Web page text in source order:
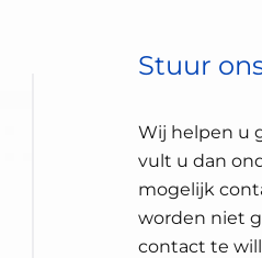
Stuur
Wij helpen u
vult u dan
mogelijk
worden niet
contact te